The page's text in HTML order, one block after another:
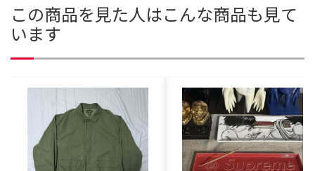
この商品を見た人はこんな商品も見て
います